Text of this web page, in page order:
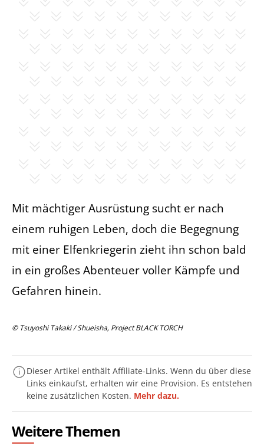
Mit mächtiger Ausrüstung sucht er nach
einem ruhigen Leben, doch die Begegnung
mit einer Elfenkriegerin zieht ihn schon bald
in ein großes Abenteuer voller Kämpfe und
Gefahren hinein.
© Tsuyoshi Takaki / Shueisha, Project BLACK TORCH
Dieser Artikel enthält Affiliate-Links. Wenn du über diese
Links einkaufst, erhalten wir eine Provision. Es entstehen
keine zusätzlichen Kosten. Mehr dazu.
Weitere Themen